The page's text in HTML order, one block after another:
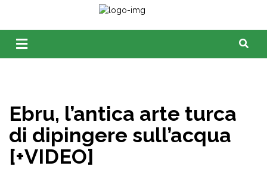
Ebru, l’antica arte turca
di dipingere sull’acqua
[+VIDEO]